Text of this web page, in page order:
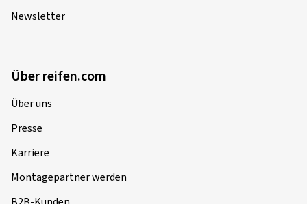
Newsletter
Über reifen.com
Über uns
Presse
Karriere
Montagepartner werden